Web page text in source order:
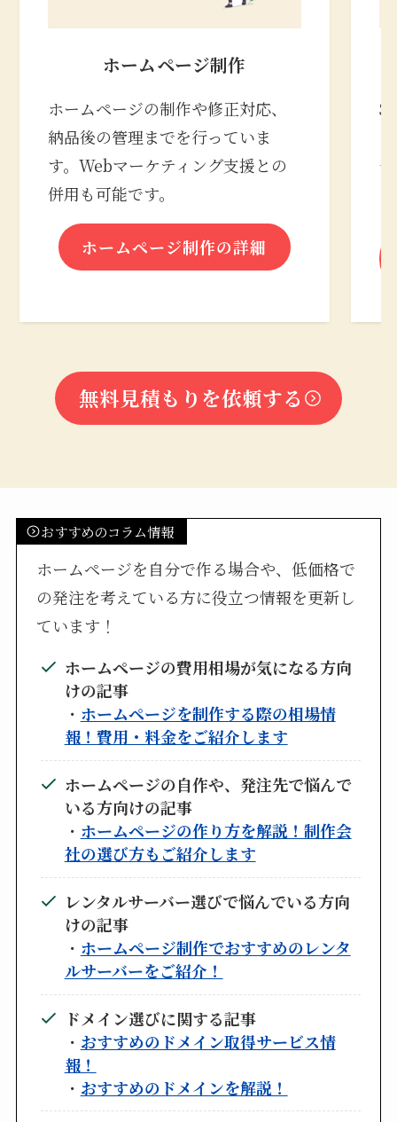
ホームページ制作
ホームページの制作や修正対応、
納品後の管理までを行っていま
す。Webマーケティング支援との
併用も可能です。
ホームページ制作の詳細
無料見積もりを依頼する
おすすめのコラム情報
ホームページを自分で作る場合や、低価格で
の発注を考えている方に役立つ情報を更新し
ています！
ホームページの費用相場が気になる方向
けの記事
・ ホームページを制作する際の相場情
報！費用・料金をご紹介します
ホームページの自作や、発注先で悩んで
いる方向けの記事
・ ホームページの作り方を解説！制作会
社の選び方もご紹介します
レンタルサーバー選びで悩んでいる方向
けの記事
・ ホームページ制作でおすすめのレンタ
ルサーバーをご紹介！
ドメイン選びに関する記事
・ おすすめのドメイン取得サービス情
報！
・ おすすめのドメインを解説！